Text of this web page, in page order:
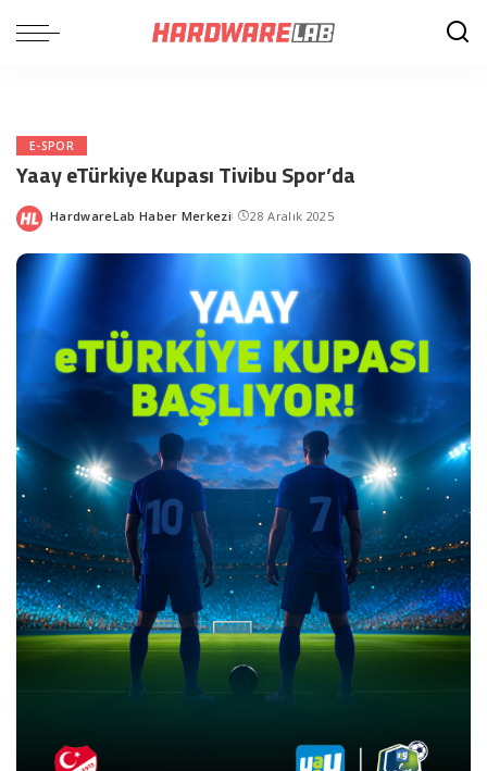
E-SPOR
Yaay eTürkiye Kupası Tivibu Spor’da
Posted
HardwareLab Haber Merkezi 28 Aralık 2025